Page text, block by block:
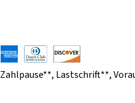
Zahlpause**, Lastschrift**,